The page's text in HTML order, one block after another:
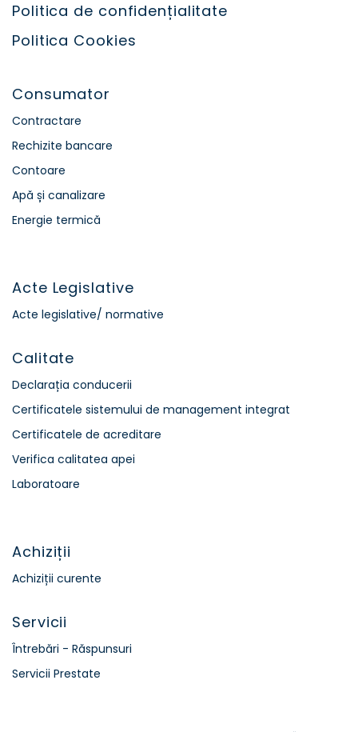
Politica de confidențialitate
Politica Cookies
Consumator
Contractare
Rechizite bancare
Contoare
Apă și canalizare
Energie termică
Acte Legislative
Acte legislative/ normative
Calitate
Declarația conducerii
Certificatele sistemului de management integrat
Certificatele de acreditare
Verifica calitatea apei
Laboratoare
Achiziții
Achiziții curente
Servicii
Întrebări - Răspunsuri
Servicii Prestate